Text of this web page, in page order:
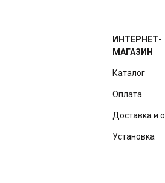
ИНТЕРНЕТ-
МАГАЗИН
Каталог
Оплата
Доставка и
Установка